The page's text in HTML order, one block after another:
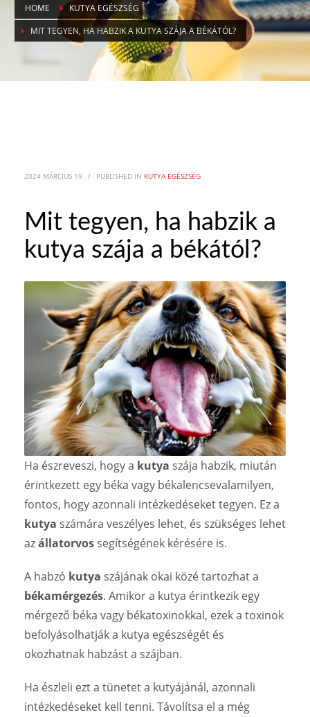
HOME
KUTYA EGÉSZSÉG
MIT TEGYEN, HA HABZIK A KUTYA SZÁJA A BÉKÁTÓL?
2024 MÁRCIUS 19 / PUBLISHED IN KUTYA EGÉSZSÉG
Mit tegyen, ha habzik a
kutya szája a békától?
Ha észreveszi, hogy a kutya szája habzik, miután
érintkezett egy béka vagy békalencsevalamilyen,
fontos, hogy azonnali intézkedéseket tegyen. Ez a
kutya számára veszélyes lehet, és szükséges lehet
azállatorvos segítségének kérésére is.
A habzó kutya szájának okai közé tartozhat a
békamérgezés. Amikor a kutya érintkezik egy
mérgező béka vagy békatoxinokkal, ezek a toxinok
befolyásolhatják a kutya egészségét és
okozhatnak habzást a szájban.
Ha észleli ezt a tünetet a kutyájánál, azonnali
intézkedéseket kell tenni. Távolítsa el a még